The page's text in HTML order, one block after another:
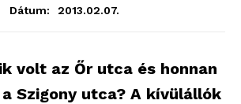
Dátum: 2013.02.07.
volt az Őr utca és honnan
Szigony utca? A kívülállók